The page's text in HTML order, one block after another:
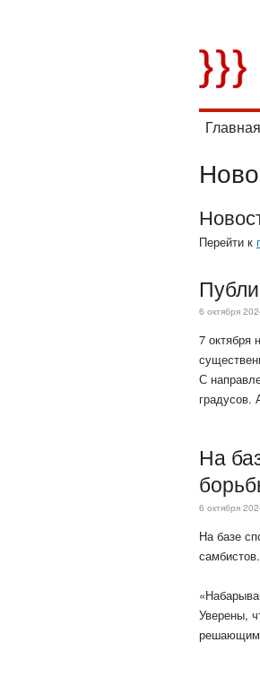
Главная
Перейти к
6 октября
7 октября
С
градусов.
На
6 октября
На базе
самбистов.
Уверены,
решающим